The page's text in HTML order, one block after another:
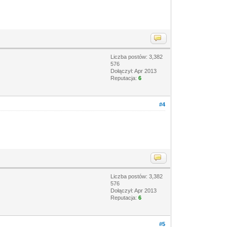
Liczba postów: 3,382
576
Dołączył: Apr 2013
Reputacja:6
#4
Liczba postów: 3,382
576
Dołączył: Apr 2013
Reputacja:6
#5